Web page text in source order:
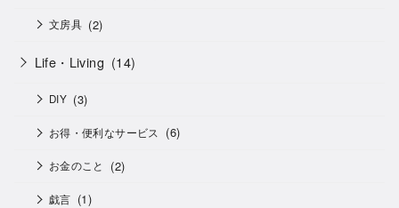
文房具 (2)
Life・Living (14)
DIY (3)
お得・便利なサービス (6)
お金のこと (2)
戯言 (1)